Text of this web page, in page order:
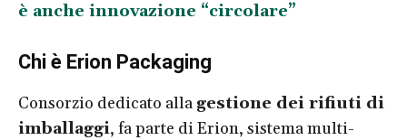
è anche innovazione “circolare”
Chi è Erion Packaging
Consorzio dedicato alla gestione dei rifiuti di
imballaggi, fa parte di Erion, sistema multi-